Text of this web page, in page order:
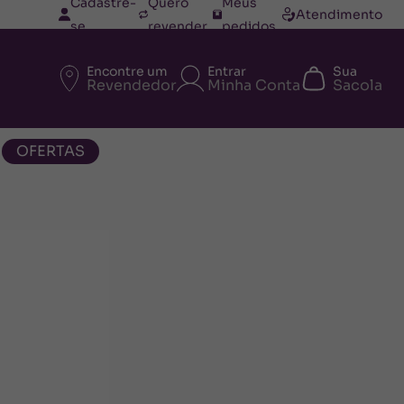
se
revender
pedidos
Atendimento
Encontre um
Revendedor
Entrar
Minha Conta
Sua
Sacola
OFERTAS